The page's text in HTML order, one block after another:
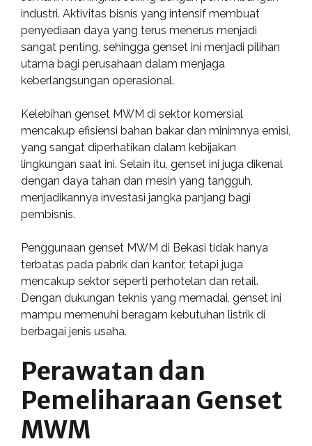
industri. Aktivitas bisnis yang intensif membuat
penyediaan daya yang terus menerus menjadi
sangat penting, sehingga genset ini menjadi pilihan
utama bagi perusahaan dalam menjaga
keberlangsungan operasional.
Kelebihan genset MWM di sektor komersial
mencakup efisiensi bahan bakar dan minimnya emisi,
yang sangat diperhatikan dalam kebijakan
lingkungan saat ini. Selain itu, genset ini juga dikenal
dengan daya tahan dan mesin yang tangguh,
menjadikannya investasi jangka panjang bagi
pembisnis.
Penggunaan genset MWM di Bekasi tidak hanya
terbatas pada pabrik dan kantor, tetapi juga
mencakup sektor seperti perhotelan dan retail.
Dengan dukungan teknis yang memadai, genset ini
mampu memenuhi beragam kebutuhan listrik di
berbagai jenis usaha.
Perawatan dan
Pemeliharaan Genset
MWM